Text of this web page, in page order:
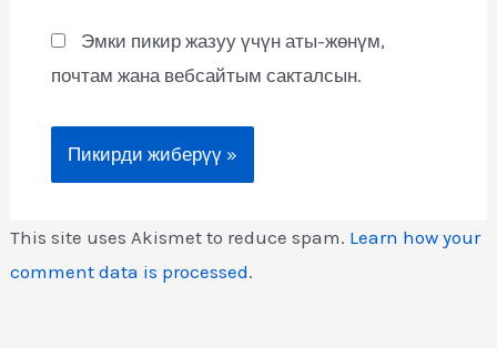
Эмки пикир жазуу үчүн аты-жөнүм,
почтам жана вебсайтым сакталсын.
This site uses Akismet to reduce spam. Learn how your
comment data is processed.